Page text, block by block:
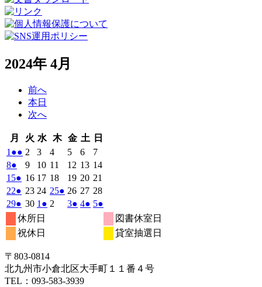
2024年 4月
前へ
本日
次へ
月
月
曜
日
火 火
曜
日
水水
曜
日
木木
曜
日
金金
曜
日
土 土
曜
日
日
12024
年
4
月
1
日
●● (2
件
の
イ
ベ
ン
ト)
2 2024
年
4
月
2
日
32024
年
4
月
3
日
42024
年
4
月
4
日
52024
年
4
月
5
日
62024
年
4
月
6
日
72024
年
4
月
7
日
82024
年
4
月
8
日
●
件
の
イ
ベ
ン
ト)
92024
年
4
月
9
日
102024
年
月
10
11 2024
4
月
11
12 2024
年
月
12
132024
年
4
月
13
142024
14
152024
年
4
月
15
日
● (1
件
の
イ
ベ
ン
162024
年
4
月
16
日
172024
年
4
月
182024
年
月
192024
年
4
月
202024
年
4
月
21
4
月
21
222024
年
4
月
22
● (1
件
の
イ
ベ
ン
ト)
232024
年
4
月
23
242024
年
252024
● (1
件
ト)
262024
年
272024
年
282024
年
4
月
292024
年
4
月
日
● (1
件
の
イ
ベ
ン
ト)
302024
年
4
月
日
12024
年
5
月
日
● (1
ベ
ン
ト)
2 2024
32024
● (1
ン
ト)
42024
● (1
ン
ト)
52024
年
●
件
の
イ
ン
ト)
休所日
図書休室日
祝休日
貸室抽選日
〒803‐0814
北九州市小倉北区大手町１１番４号
TEL：093‐583‐3939